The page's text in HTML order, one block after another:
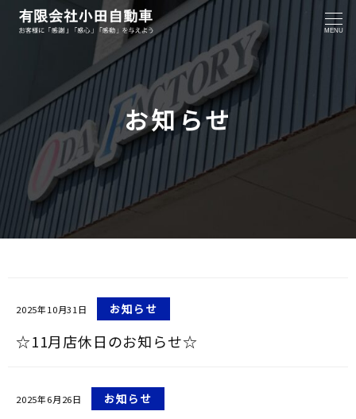
MENU
お知らせ
☆11月店休日のお知らせ☆
2025年10月31日 お知らせ
2025年6月26日 お知らせ